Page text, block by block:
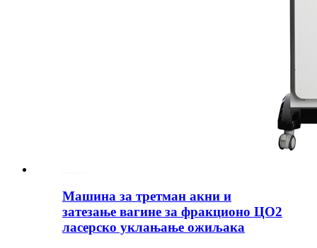
Машина за третман акни и
затезање вагине за фракционо ЦО2
ласерско уклањање ожиљака